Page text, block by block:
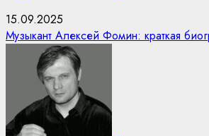
15.09.2025
Музыкант Алексей Фомин: краткая